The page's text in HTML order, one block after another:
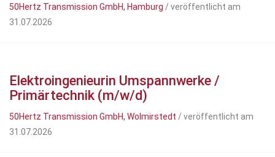
50Hertz Transmission GmbH, Hamburg / veröffentlicht am
31.07.2026
Elektroingenieurin Umspannwerke /
Primärtechnik (m/w/d)
50Hertz Transmission GmbH, Wolmirstedt / veröffentlicht am
31.07.2026